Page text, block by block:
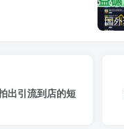
出引流到店的短